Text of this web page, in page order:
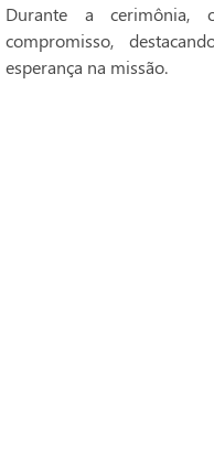
Durante a cerimônia,
compromisso,
esperança na missão.